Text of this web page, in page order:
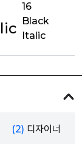
16
Black
Italic
(2) 디자이너